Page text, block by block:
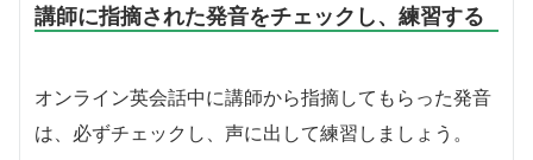
講師に指摘された発音をチェックし、練習する
オンライン英会話中に講師から指摘してもらった発音
は、必ずチェックし、声に出して練習しましょう。